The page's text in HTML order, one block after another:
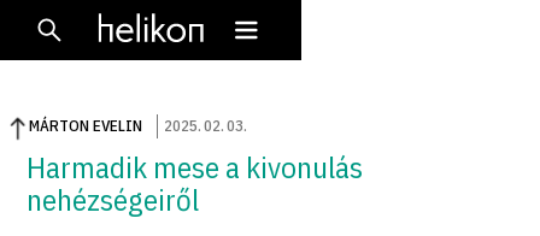
MÁRTON EVELIN 2025.02.03.
Harmadik mese a kivonulás
nehézségeiről